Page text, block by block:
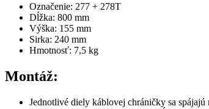
Označenie: 277 + 278T
Dĺžka: 800 mm
Výška: 155 mm
Sirka: 240 mm
Hmotnosť: 7,5 kg
Montáž:
Jednotlivé diely káblovej chráničky sa